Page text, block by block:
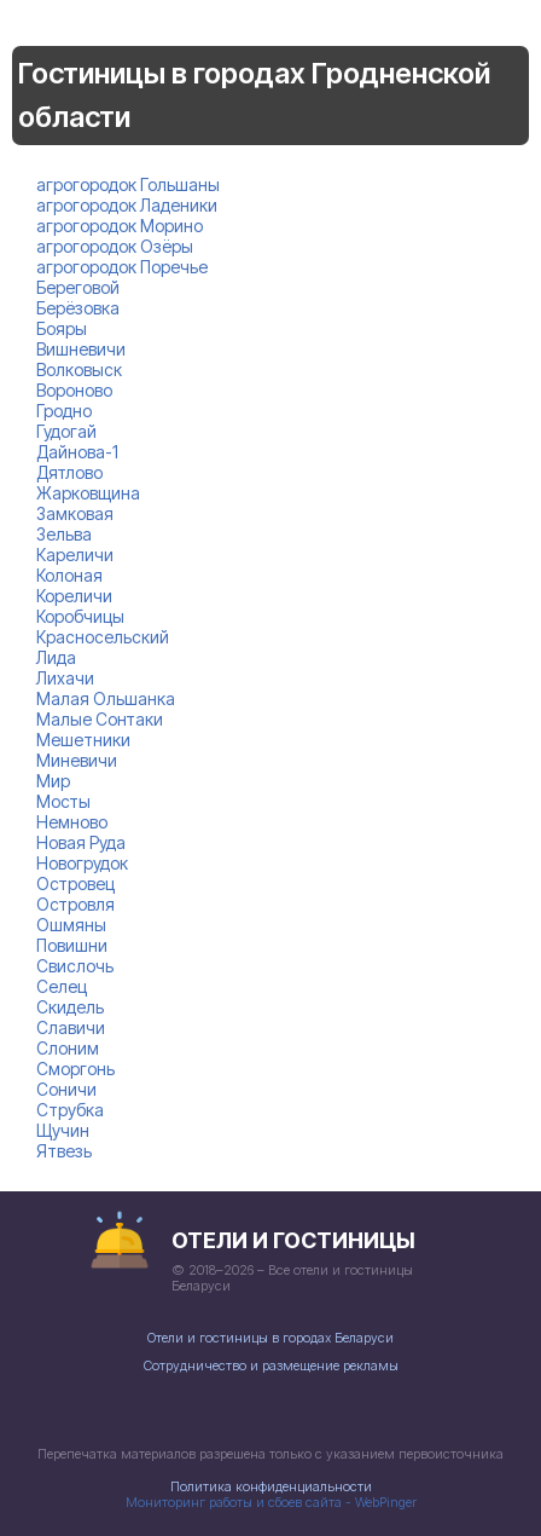
Гостиницы в городах Гродненской
области
агрогородок Гольшаны
агрогородок Ладеники
агрогородок Морино
агрогородок Озёры
агрогородок Поречье
Береговой
Берёзовка
Бояры
Вишневичи
Волковыск
Вороново
Гродно
Гудогай
Дайнова-1
Дятлово
Жарковщина
Замковая
Зельва
Кареличи
Колоная
Кореличи
Коробчицы
Красносельский
Лида
Лихачи
Малая Ольшанка
Малые Сонтаки
Мешетники
Миневичи
Мир
Мосты
Немново
Новая Руда
Новогрудок
Островец
Островля
Ошмяны
Повишни
Свислочь
Селец
Скидель
Славичи
Слоним
Сморгонь
Соничи
Струбка
Щучин
Ятвезь
ОТЕЛИ И ГОСТИНИЦЫ
© 2018–2026 – Все отели и гостиницы
Беларуси
Отели и гостиницы в городах Беларуси
Сотрудничество и размещение рекламы
Перепечатка материалов разрешена только с указанием первоисточника
Политика конфиденциальности
Мониторинг работы и сбоев сайта - WebPinger